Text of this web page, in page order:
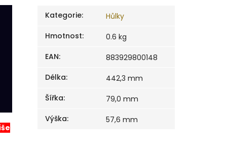
Kategorie:
Hůlky
Hmotnost:
0.6 kg
EAN:
883929800148
Délka:
442,3 mm
Šířka:
79,0 mm
Výška: 57,6 mm